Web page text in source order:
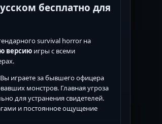
бесплатно для
survival horror на
версию игры с всеми
играете за бывшего офицера
монстров. Главная угроза
для устранения свидетелей.
и постоянное ощущение